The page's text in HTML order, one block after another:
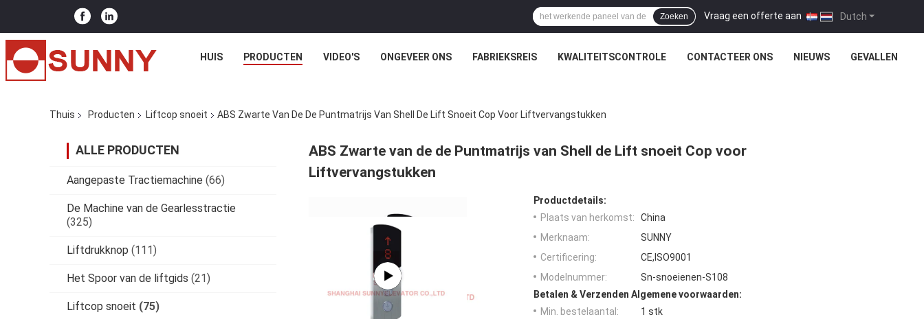
Dutch
Vraag een offerte aan |
Zoeken
HUIS PRODUCTEN VIDEO'S ONGEVEER ONS FABRIEKSREIS KWALITEITSCONTROLE CONTACTEER ONS NIEUWS GEVALLEN
Thuis Producten Liftcop snoeit ABS Zwarte Van De De Puntmatrijs Van Shell De Lift Snoeit Cop Voor Liftvervangstukken
ALLE PRODUCTEN
Aangepaste Tractiemachine (66)
De Machine van de Gearlesstractie
(325)
Liftdrukknop (111)
Het Spoor van de liftgids (21)
Liftcop snoeit (75)
ABS Zwarte van de de Puntmatrijs van Shell de Lift snoeit Cop voor
Liftvervangstukken
Productdetails:
Plaats van herkomst:
China
Merknaam:
SUNNY
Certificering:
CE,ISO9001
Modelnummer:
Sn-snoeienen-S108
Betalen & Verzenden Algemene voorwaarden:
Min. bestelaantal:
1 stk